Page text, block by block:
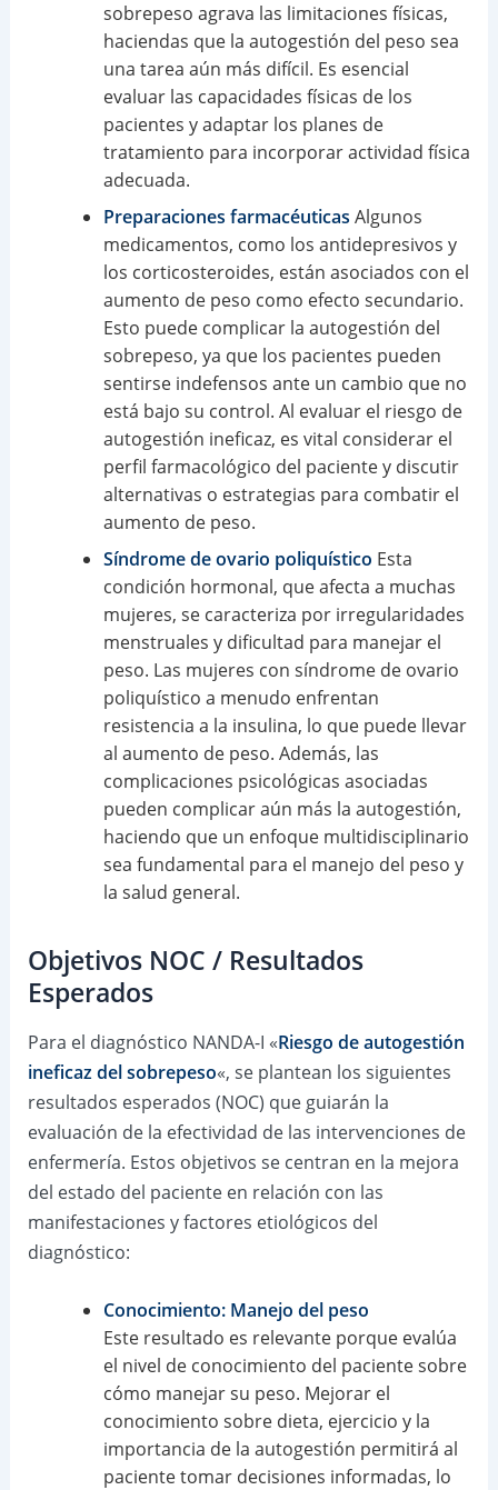
sobrepeso agrava las limitaciones físicas,
haciendas que la autogestión del peso sea
una tarea aún más difícil. Es esencial
evaluar las capacidades físicas de los
pacientes y adaptar los planes de
tratamiento para incorporar actividad física
adecuada.
Preparaciones farmacéuticas Algunos
medicamentos, como los antidepresivos y
los corticosteroides, están asociados con el
aumento de peso como efecto secundario.
Esto puede complicar la autogestión del
sobrepeso, ya que los pacientes pueden
sentirse indefensos ante un cambio que no
está bajo su control. Al evaluar el riesgo de
autogestión ineficaz, es vital considerar el
perfil farmacológico del paciente y discutir
alternativas o estrategias para combatir el
aumento de peso.
Síndrome de ovario poliquístico Esta
condición hormonal, que afecta a muchas
mujeres, se caracteriza por irregularidades
menstruales y dificultad para manejar el
peso. Las mujeres con síndrome de ovario
poliquístico a menudo enfrentan
resistencia a la insulina, lo que puede llevar
al aumento de peso. Además, las
complicaciones psicológicas asociadas
pueden complicar aún más la autogestión,
haciendo que un enfoque multidisciplinario
sea fundamental para el manejo del peso y
la salud general.
Objetivos NOC / Resultados
Esperados
Para el diagnóstico NANDA-I «Riesgo de autogestión
ineficaz del sobrepeso«, se plantean los siguientes
resultados esperados (NOC) que guiarán la
evaluación de la efectividad de las intervenciones de
enfermería. Estos objetivos se centran en la mejora
del estado del paciente en relación con las
manifestaciones y factores etiológicos del
diagnóstico:
Conocimiento: Manejo del peso
Este resultado es relevante porque evalúa
el nivel de conocimiento del paciente sobre
cómo manejar su peso. Mejorar el
conocimiento sobre dieta, ejercicio y la
importancia de la autogestión permitirá al
paciente tomar decisiones informadas, lo